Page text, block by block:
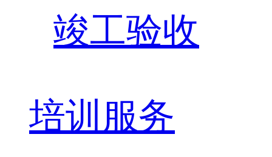
竣工验收
培训服务